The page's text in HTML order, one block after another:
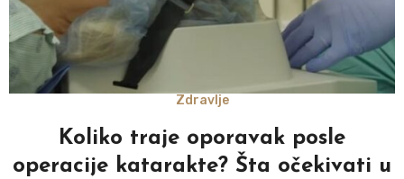
Zdravlje
Koliko traje oporavak posle
operacije katarakte? Šta očekivati u